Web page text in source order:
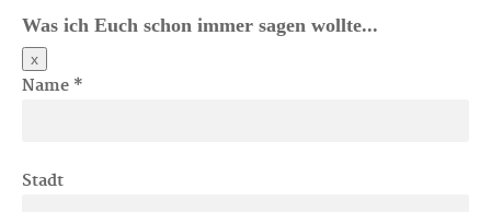
Was ich Euch schon immer sagen wollte...
xDieses
Formular
ausblenden
Name *
Stadt